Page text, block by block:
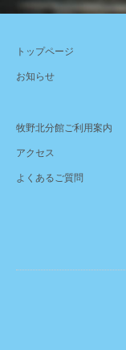
トップページ
お知らせ
牧野北分館ご利用案内
アクセス
よくあるご質問